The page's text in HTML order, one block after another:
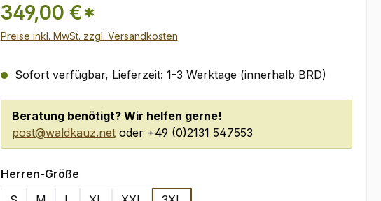
349,00 €*
Preise inkl. MwSt. zzgl. Versandkosten
Sofort verfügbar, Lieferzeit: 1-3 Werktage (innerhalb BRD)
Beratung benötigt? Wir helfen gerne!
post@waldkauz.netoder +49 (0)2131 547553
Herren-Größeauswählen